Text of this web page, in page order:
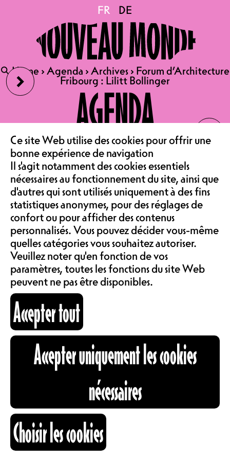
›
‹
FR DE
🔍Home ›Agenda ›Archives › Forum d’Architecture
Fribourg : Lilitt Bollinger
AGENDA
LE CAFÉ
ASSOCIATION &
COMMUNAUTÉ
LOCATIONS
ABOS & TARIFS
INFORMATIONS
CARTOGRAPHIE
RECHERCHE
FR DE
🔍Home ›Agenda ›Archives › Forum d’Architecture
Fribourg : Lilitt Bollinger
Forum d’Architecture
Fribourg : Lilitt Bollinger
13.05.2026
FORUM D’ARCHITECTURE
FRIBOURG
LILITT BOLLINGER
CONFÉRENCE | SALLE DE
SPECTACLE
ENTRÉE LIBRE
Le Forum d’Architecture Fribourg
est une plateforme régionale
d’informations, d’échanges, de
publications et de discussions
autour des thèmes de l’architecture.
https://fri-archi.ch/
https://www.instagram.com/
https://www.facebook.com/FAFribourg
HORAIRES
13.05.2026
OUVERTURE
Ce site Web utilise des cookies pour offrir une
bonne expérience de navigation
Il s'agit notamment des cookies essentiels
nécessaires au fonctionnement du site, ainsi que
d'autres qui sont utilisés uniquement à des fins
statistiques anonymes, pour des réglages de
confort ou pour afficher des contenus
personnalisés. Vous pouvez décider vous-même
quelles catégories vous souhaitez autoriser.
Veuillez noter qu'en fonction de vos
paramètres, toutes les fonctions du site Web
peuvent ne pas être disponibles.
Accepter tout
Accepter uniquement les cookies
nécessaires
Choisir les cookies